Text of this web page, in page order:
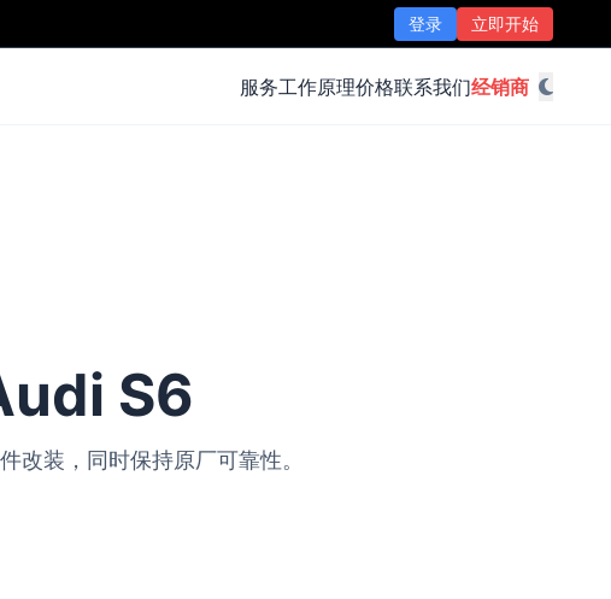
登录 立即开始
服务工作原理价格联系我们经销商
S6
改装，同时保持原厂可靠性。